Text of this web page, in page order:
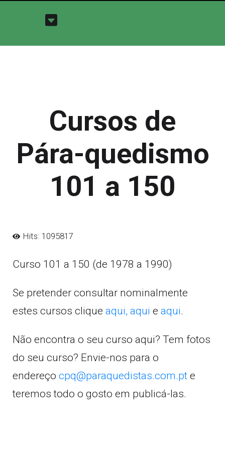
Cursos de
Pára-quedismo
101 a 150
Hits: 1095817
Curso 101 a 150 (de 1978 a 1990)
Se pretender consultar nominalmente
estes cursos clique aqui, aqui e aqui.
Não encontra o seu curso aqui? Tem fotos
do seu curso? Envie-nos para o
endereço cpq@paraquedistas.com.pt e
teremos todo o gosto em publicá-las.